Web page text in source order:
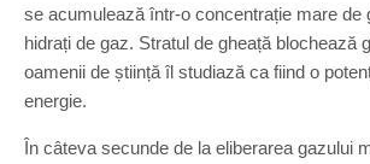
se acumulează într-o concentrație mare de
hidrați de gaz. Stratul de gheață blochează
oamenii de știință îl studiază ca fiind o
energie.
În câteva secunde de la eliberarea gazului